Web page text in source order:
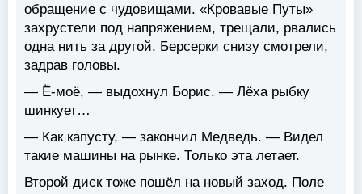
обращение с чудовищами. «Кровавые Путы»
захрустели под напряжением, трещали, рвались
одна нить за другой. Берсерки снизу смотрели,
задрав головы.
— Ё-моё, — выдохнул Борис. — Лёха рыбку
шинкует…
— Как капусту, — закончил Медведь. — Видел
такие машины на рынке. Только эта летает.
Второй диск тоже пошёл на новый заход. Поле